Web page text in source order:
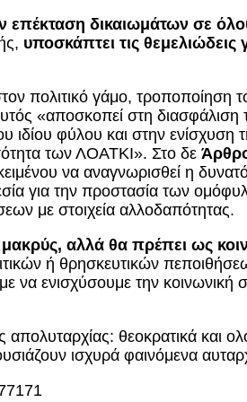
δικαιωμάτων σε
υποσκάπτει τις θεμελιώδεις
πολιτικό γάμο, τροποποίηση
«αποσκοπεί στη
φύλου και στην ενίσχυση
των ΛΟΑΤΚΙ». Στο δε
να αναγνωρισθεί η
για την προστασία των
με στοιχεία αλλοδαπότητας.
μακρύς, αλλά θα πρέπει ως
ή θρησκευτικών
να ενισχύσουμε την κοινωνική
θεοκρατικά και
ισχυρά φαινόμενα